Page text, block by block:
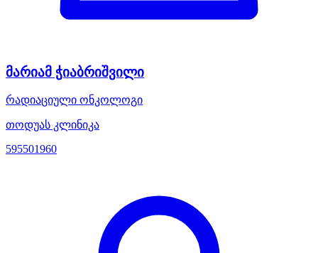
მარიამ ჭიაბრიშვილი
რადიაციული ონკოლოგი
თოდუას კლინიკა
595501960